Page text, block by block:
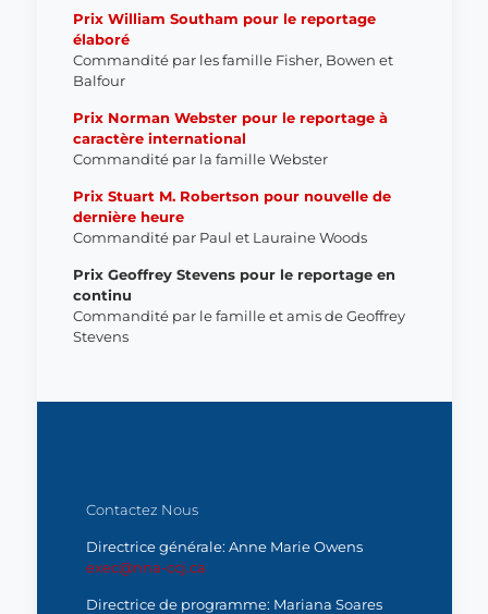
Prix William Southam pour le reportage
élaboré
Commandité par les famille Fisher, Bowen et
Balfour
Prix Norman Webster pour le reportage à
caractèreinternational
Commandité par la famille Webster
Prix Stuart M. Robertson pour nouvelle de
dernière heure
Commandité par Paul et Lauraine Woods
Prix Geoffrey Stevens pour le reportage en
continu
Commandité par le famille et amis de Geoffrey
Stevens
Contactez Nous
Directrice générale: Anne Marie Owens
exec@nna-ccj.ca
Directrice de programme: Mariana Soares